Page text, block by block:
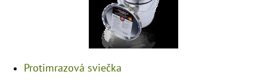
Protimrazová sviečka